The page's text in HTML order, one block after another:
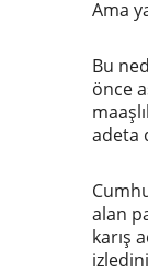
Ama
Bu
önce
adeta
alan
karış